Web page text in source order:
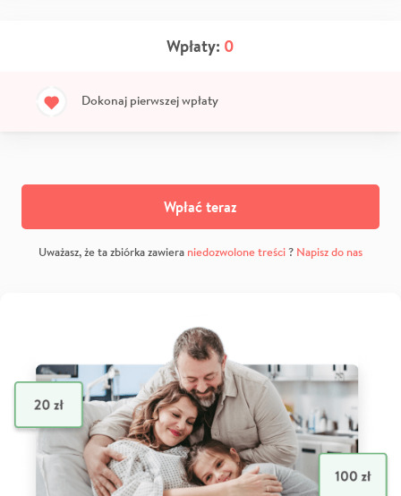
Wpłaty: 0
Dokonaj pierwszej wpłaty
Wpłać teraz
Uważasz, że ta zbiórka zawiera niedozwolone treści? Napisz do nas